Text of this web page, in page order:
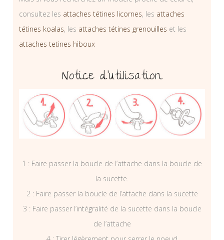
consultez les attaches tétines licornes, les attaches
tétines koalas, les attaches tétines grenouilles et les
attaches tetines hiboux
Notice d’utilisation
1 : Faire passer la boucle de l’attache dans la boucle de
la sucette.
2 : Faire passer la boucle de l’attache dans la sucette
3 : Faire passer l’intégralité de la sucette dans la boucle
de l’attache